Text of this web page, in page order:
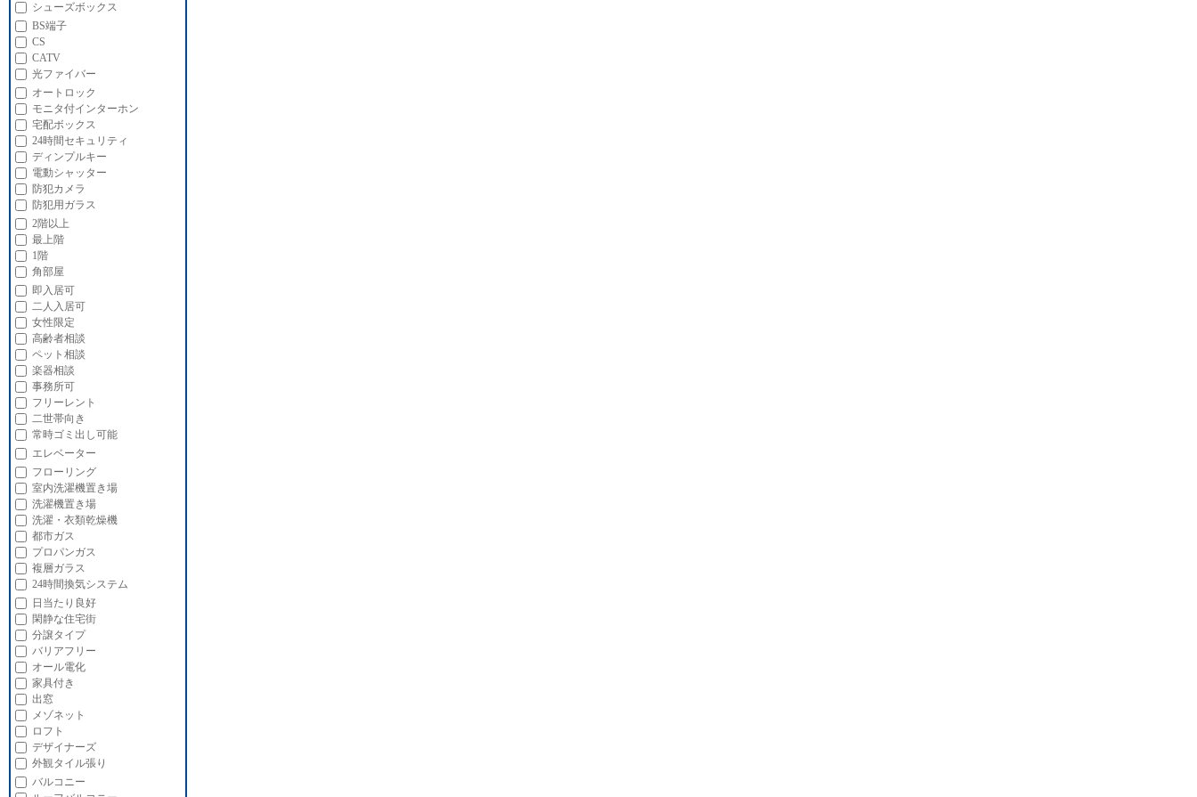
シューズボックス
BS端子
CS
CATV
光ファイバー
オートロック
モニタ付インターホン
宅配ボックス
24時間セキュリティ
ディンプルキー
電動シャッター
防犯カメラ
防犯用ガラス
2階以上
最上階
1階
角部屋
即入居可
二人入居可
女性限定
高齢者相談
ペット相談
楽器相談
事務所可
フリーレント
二世帯向き
常時ゴミ出し可能
エレベーター
フローリング
室内洗濯機置き場
洗濯機置き場
洗濯・衣類乾燥機
都市ガス
プロパンガス
複層ガラス
24時間換気システム
日当たり良好
閑静な住宅街
分譲タイプ
バリアフリー
オール電化
家具付き
出窓
メゾネット
ロフト
デザイナーズ
外観タイル張り
バルコニー